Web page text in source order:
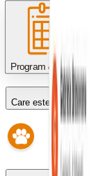
Program & programări
Care este programul?